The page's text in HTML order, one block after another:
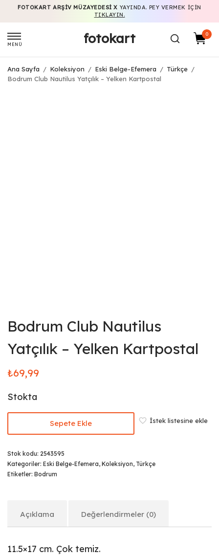
FOTOKART ARŞIV MÜZAYEDESI X YAYINDA. PEY VERMEK IÇIN
TIKLAYIN.
MENÜ fotokart 0
Ana Sayfa / Koleksiyon / Eski Belge-Efemera / Türkçe /
Bodrum Club Nautilus Yatçılık – Yelken Kartpostal
Bodrum Club Nautilus
Yatçılık – Yelken Kartpostal
₺69,99
Stokta
Sepete Ekle İstek listesine ekle
Stok kodu: 2543595
Kategoriler: Eski Belge-Efemera, Koleksiyon, Türkçe
Etiketler: Bodrum
Açıklama Değerlendirmeler (0)
11.5×17 cm. Çok temiz.